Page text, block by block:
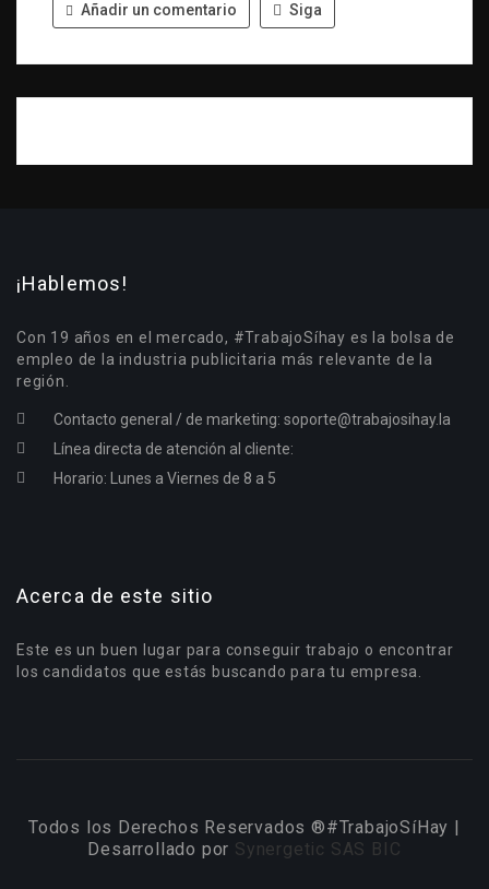
Añadir un comentario Siga
¡Hablemos!
Con 19 años en el mercado, #TrabajoSíhay es la bolsa de
empleo de la industria publicitaria más relevante de la
región.
Contacto general / de marketing: soporte@trabajosihay.la
Línea directa de atención al cliente:
Horario: Lunes a Viernes de 8 a 5
Acerca de este sitio
Este es un buen lugar para conseguir trabajo o encontrar
los candidatos que estás buscando para tu empresa.
Todos los Derechos Reservados ®#TrabajoSíHay |
Desarrollado por Synergetic SAS BIC